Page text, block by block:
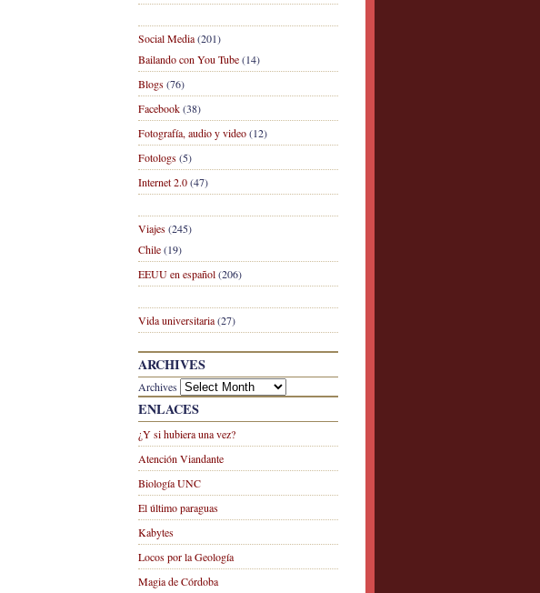
Social Media(201)
Bailando con You Tube(14)
Blogs(76)
Facebook(38)
Fotografía, audio y video(12)
Fotologs(5)
Internet 2.0(47)
Viajes(245)
Chile(19)
EEUU en español(206)
Vida universitaria(27)
ARCHIVES
Archives
ENLACES
¿Y si hubiera una vez?
Atención Viandante
Biología UNC
El último paraguas
Kabytes
Locos por la Geología
Magia de Córdoba